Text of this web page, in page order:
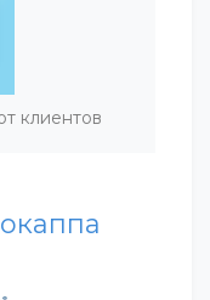
клиентов